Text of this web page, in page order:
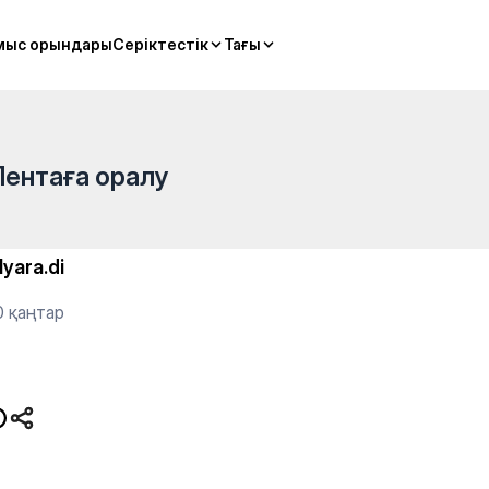
орындарыСеріктестік Тағы
орындарыСеріктестік Тағы
оралу
қаңтар